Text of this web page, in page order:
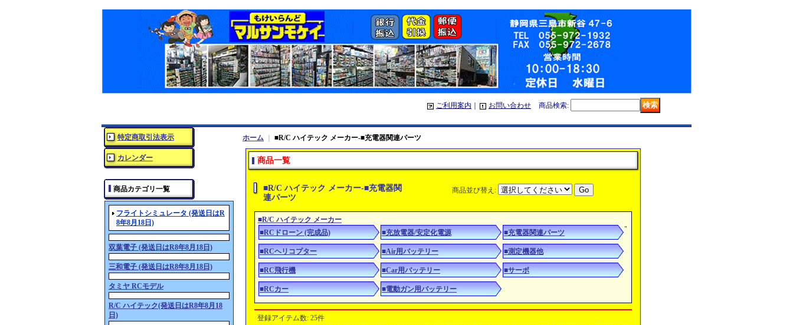
ご利用案内 お問い合わせ 商品検索:
特定商取引法表示
カレンダー
商品カテゴリ一覧
フライトシミュレータ (発送日はR
8年8月18日)
双葉電子 (発送日はR8年8月18日)
三和電子 (発送日はR8年8月18日)
タミヤ RCモデル
R/C ハイテック(発送日はR8年8月18
日)
ホーム ■R/C ハイテック メーカー-■充電器関連パーツ
商品一覧
■R/C ハイテック メーカー-■充電器関
連パーツ
商品並び替え :
■R/C ハイテック メーカー
"
■RCドローン (完成品) ■充放電器/安定化電源 ■充電器関連パーツ
■RCヘリコプター ■Air用バッテリー ■測定機器他
■RC飛行機 ■Car用バッテリー ■サーボ
■RCカー ■電動ガン用バッテリー
登録アイテム数: 25件